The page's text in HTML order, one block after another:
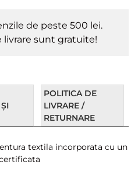
de peste 500 lei.
sunt gratuite!
POLITICA DE
LIVRARE /
RETURNARE
textila incorporata cu un